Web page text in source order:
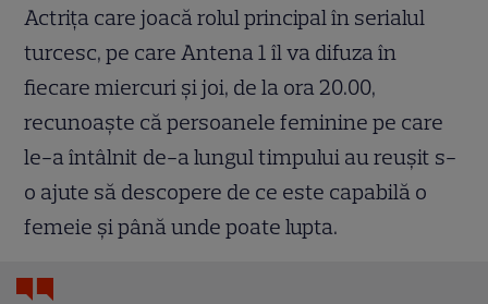
Actrița care joacă rolul principal în serialul
turcesc, pe care Antena 1 îl va difuza în
fiecare miercuri și joi, de la ora 20.00,
recunoaște că persoanele feminine pe care
le-a întâlnit de-a lungul timpului au reușit s-
o ajute să descopere de ce este capabilă o
femeie și până unde poate lupta.